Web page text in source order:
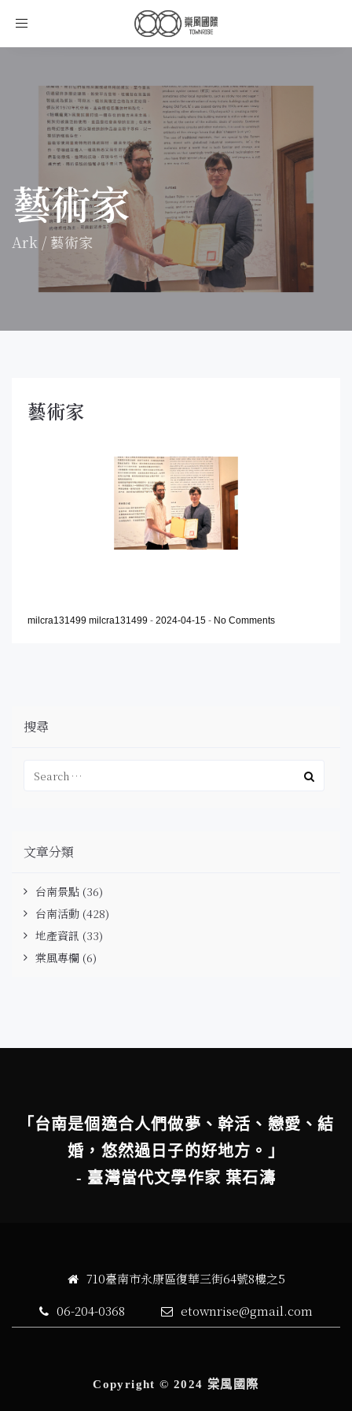
Toggle
藝術家
Ark / 藝術家
藝術家
milcra131499 milcra131499 - 2024-04-15 - No Comments
搜尋
文章分類
台南景點 (36)
台南活動 (428)
地產資訊 (33)
棠風專欄 (6)
「台南是個適合人們做夢、幹活、戀愛、結
婚，悠然過日子的好地方。」
- 臺灣當代文學作家 葉石濤
710臺南市永康區復華三街64號8樓之5
06-204-0368
etownrise@gmail.com
Copyright © 2024 棠風國際